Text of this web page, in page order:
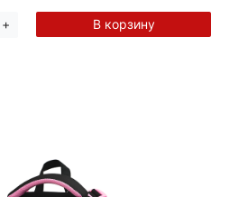
+ В корзину